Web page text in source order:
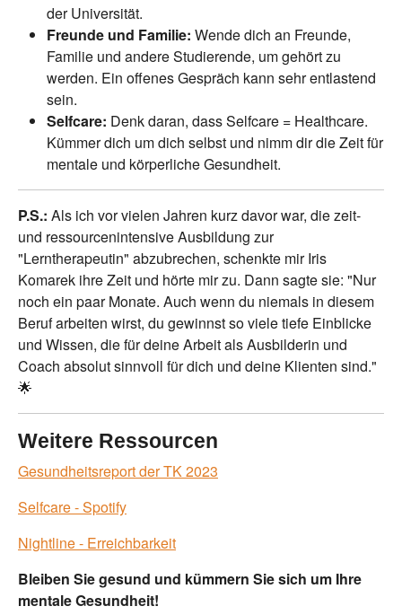
der Universität.
Freunde und Familie: Wende dich an Freunde,
Familie und andere Studierende, um gehört zu
werden. Ein offenes Gespräch kann sehr entlastend
sein.
Selfcare: Denk daran, dass Selfcare = Healthcare.
Kümmer dich um dich selbst und nimm dir die Zeit für
mentale und körperliche Gesundheit.
P.S.: Als ich vor vielen Jahren kurz davor war, die zeit-
und ressourcenintensive Ausbildung zur
"Lerntherapeutin" abzubrechen, schenkte mir Iris
Komarek ihre Zeit und hörte mir zu. Dann sagte sie: "Nur
noch ein paar Monate. Auch wenn du niemals in diesem
Beruf arbeiten wirst, du gewinnst so viele tiefe Einblicke
und Wissen, die für deine Arbeit als Ausbilderin und
Coach absolut sinnvoll für dich und deine Klienten sind."
🌟
Weitere Ressourcen
Gesundheitsreport der TK 2023
Selfcare - Spotify
Nightline - Erreichbarkeit
Bleiben Sie gesund und kümmern Sie sich um Ihre
mentale Gesundheit!